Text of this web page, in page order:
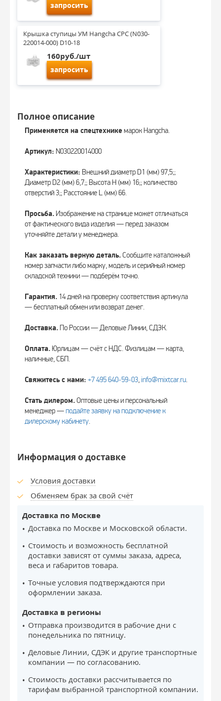
запросить
Крышка ступицы УМ Hangcha CPC (N030-
220014-000) D10-18
160руб./шт
запросить
Полное описание
Применяется на спецтехнике марок Hangcha.
Артикул: N030220014000
Характеристики: Внешний диаметр D1 (мм) 97,5;;
Диаметр D2 (мм) 6,7;; Высота Н (мм) 16;; количество
отверстий 3;; Расстояние L (мм) 66.
Просьба.Изображение на странице может отличаться
от фактического вида изделия — перед заказом
уточняйте детали у менеджера.
Как заказать верную деталь.Сообщите каталожный
номер запчасти либо марку, модель и серийный номер
складской техники — подберём точно.
Гарантия. 14 дней на проверку соответствия артикула
— бесплатный обмен или возврат денег.
Доставка.По России — Деловые Линии, СДЭК.
Оплата. Юрлицам — счёт с НДС. Физлицам — карта,
наличные, СБП.
Свяжитесь с нами: +7 495 640‑59‑03, info@mixtcar.ru.
Стать дилером.Оптовые цены и персональный
менеджер —подайте заявку на подключение к
дилерскому кабинету.
Информация о доставке
Условия доставки
Обменяем брак за свой счёт
Доставка по Москве
Доставка по Москве и Московской области.
Стоимость и возможность бесплатной
доставки зависят от суммы заказа, адреса,
веса и габаритов товара.
Точные условия подтверждаются при
оформлении заказа.
Доставка в регионы
Отправка производится в рабочие дни с
понедельника по пятницу.
Деловые Линии, СДЭК и другие транспортные
компании — по согласованию.
Стоимость доставки рассчитывается по
тарифам выбранной транспортной компании.